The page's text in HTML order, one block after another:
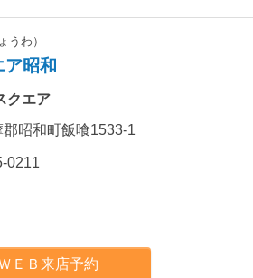
うわ）
ア昭和
クエア
昭和町飯喰1533-1
0211
ＥＢ来店予約